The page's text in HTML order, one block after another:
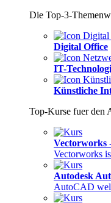
Die Top-3-
Digital Office
IT-
Künstliche
Top-Kurse fuer den
Vectorworks
Vectorworks
Autodesk
AutoCAD